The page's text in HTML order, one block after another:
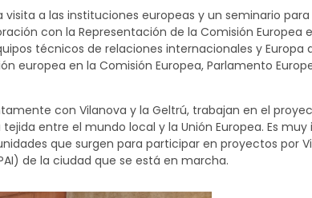
visita a las instituciones europeas y un seminario
con la Representación de la Comisión
técnicos de relaciones internacionales y
europea en la Comisión Europea, Parlamento
con Vilanova y la Geltrú, trabajan en el
entre el mundo local y la Unión Europea. Es
que surgen para participar en proyectos por
de la ciudad que se está en marcha.